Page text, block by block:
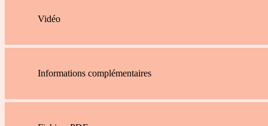
Vidéo
Informations complémentaires